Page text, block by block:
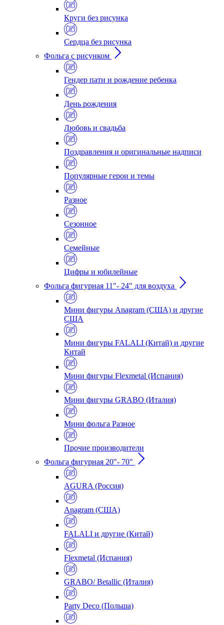
Круги без рисунка
Сердца без рисунка
Фольга с рисунком
Гендер пати и рождение ребенка
День рождения
Любовь и свадьба
Поздравления и оригинальные надписи
Популярные герои и темы
Разное
Сезонное
Семейные
Цифры и юбилейные
Фольга фигурная 11"- 24" для воздуха
Мини фигуры Anagram (США) и другие
США
Мини фигуры FALALI (Китай) и другие
Китай
Мини фигуры Flexmetal (Испания)
Мини фигуры GRABO (Италия)
Мини фольга Разное
Прочие производители
Фольга фигурная 20"- 70"
AGURA (Россия)
Anagram (США)
FALALI и другие (Китай)
Flexmetal (Испания)
GRABO/ Betallic (Италия)
Party Deco (Польша)